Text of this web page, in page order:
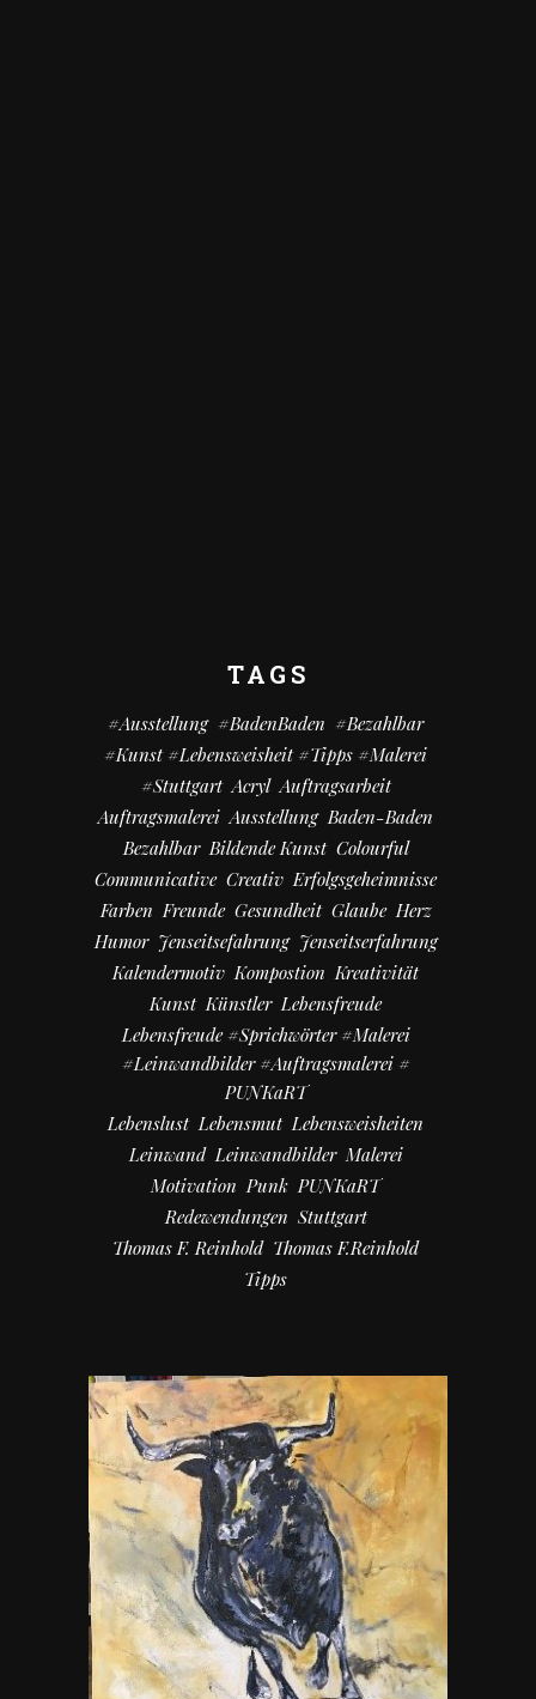
TAGS
#Ausstellung #BadenBaden #bezahlbar
#kunst #Lebensweisheit #Tipps #Malerei
#Stuttgart Acryl Auftragsarbeit
Auftragsmalerei Ausstellung Baden-Baden
Bezahlbar Bildende Kunst Colourful
Communicative Creativ Erfolgsgeheimnisse
Farben Freunde Gesundheit Glaube Herz
Humor Jenseitsefahrung Jenseitserfahrung
Kalendermotiv Kompostion Kreativität
Kunst Künstler Lebensfreude
Lebensfreude #Sprichwörter #Malerei
#Leinwandbilder #Auftragsmalerei #
PUNKaRT
Lebenslust Lebensmut Lebensweisheiten
Leinwand Leinwandbilder Malerei
Motivation Punk PUNKaRT
Redewendungen Stuttgart
Thomas F. Reinhold Thomas F.Reinhold
Tipps